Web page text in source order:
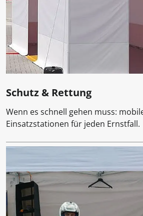
Schutz & Rettung
Wenn es schnell gehen muss:
Einsatzstationen für jeden Ernstfall.